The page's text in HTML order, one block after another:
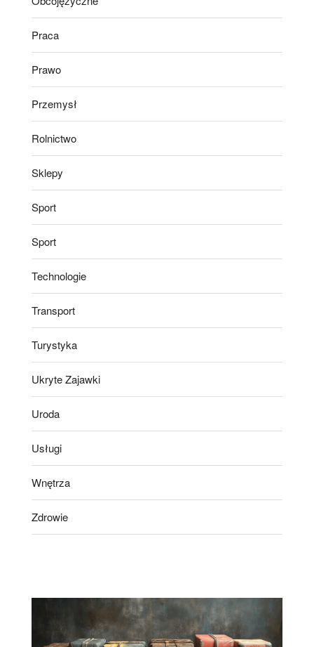
Praca
Prawo
Przemysł
Rolnictwo
Sklepy
Sport
Sport
Technologie
Transport
Turystyka
Ukryte Zajawki
Uroda
Usługi
Wnętrza
Zdrowie